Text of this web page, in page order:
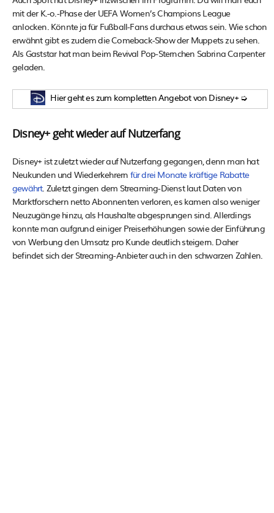
mit der K.-o.-Phase der UEFA Women’s Champions League
anlocken. Könnte ja für Fußball-Fans durchaus etwas sein. Wie schon
erwähnt gibt es zudem die Comeback-Show der Muppets zu sehen.
Als Gaststar hat man beim Revival Pop-Sternchen Sabrina Carpenter
geladen.
Hier geht es zum kompletten Angebot von Disney+ ➭
Disney+ geht wieder auf Nutzerfang
Disney+ ist zuletzt wieder auf Nutzerfang gegangen, denn man hat
Neukunden und Wiederkehrern für drei Monate kräftige Rabatte
gewährt. Zuletzt gingen dem Streaming-Dienst laut Daten von
Marktforschern netto Abonnenten verloren, es kamen also weniger
Neuzugänge hinzu, als Haushalte abgesprungen sind. Allerdings
konnte man aufgrund einiger Preiserhöhungen sowie der Einführung
von Werbung den Umsatz pro Kunde deutlich steigern. Daher
befindet sich der Streaming-Anbieter auch in den schwarzen Zahlen.